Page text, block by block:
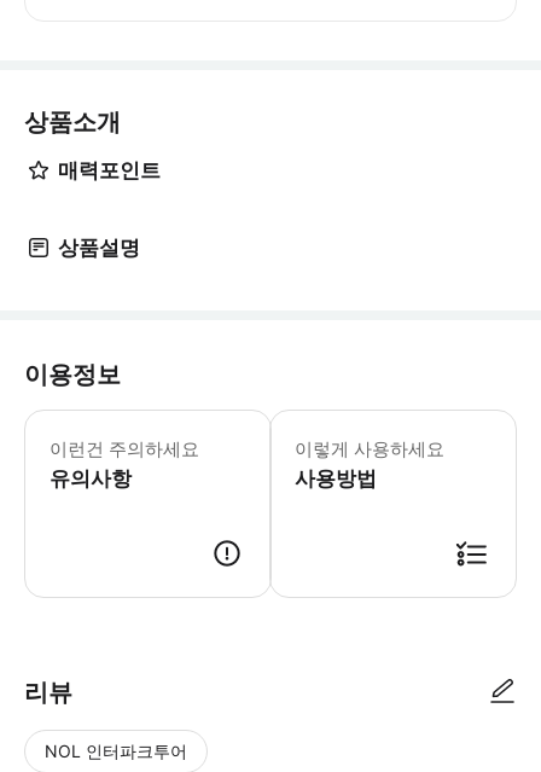
상품소개
매력포인트
상품설명
이용정보
이런건 주의하세요
유의사항
*중요 공지* * 현장에서 문제가 발생
이렇게 사용하세요
사용방법
리뷰
NOL 인터파크투어